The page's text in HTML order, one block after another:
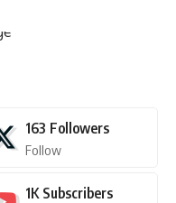
163 Followers
Follow
1K Subscribers